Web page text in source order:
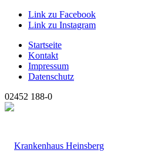
Link zu Facebook
Link zu Instagram
Startseite
Kontakt
Impressum
Datenschutz
02452 188-0